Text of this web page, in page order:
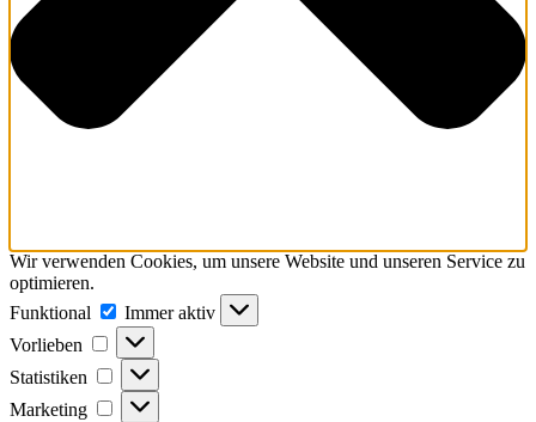
Wir verwenden Cookies, um unsere Website und unseren Service zu
optimieren.
Funktional
Funktional
Immer aktiv
Vorlieben
Vorlieben
Statistiken Statistiken
Marketing Marketing